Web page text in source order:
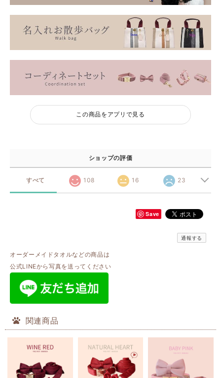
この商品をアプリで見る
ショップの評価
すべて 108 16 23
Save
通報する
オーダーメイドタオルなどの商品は
公式LINEから写真を送ってください
関連商品